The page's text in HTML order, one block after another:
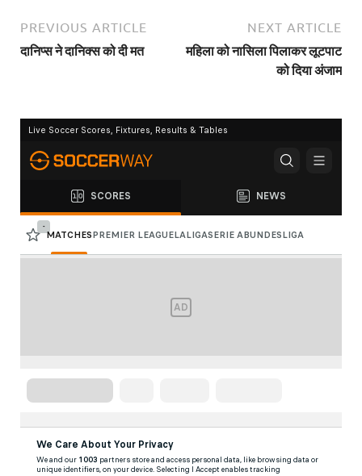
PREVIOUS ARTICLE
दानिप्स ने दानिक्स को दी मत
NEXT ARTICLE
महिला को नासिला पिलाकर लूटपाट
को दिया अंजाम